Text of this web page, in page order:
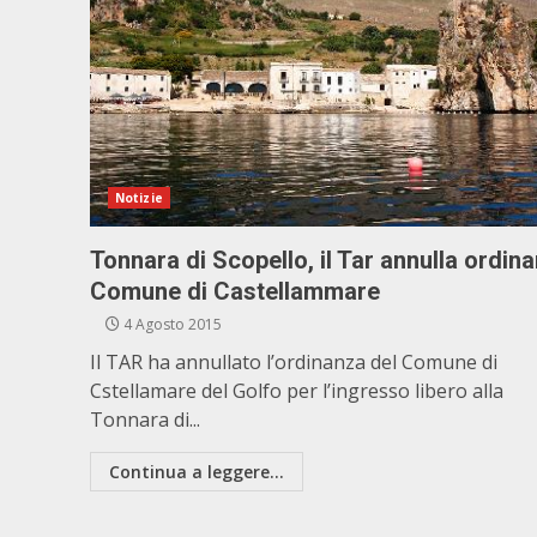
Notizie
Tonnara di Scopello, il Tar annulla
Comune di Castellammare
4 Agosto 2015
Il TAR ha annullato l’ordinanza del Comune di
Cstellamare del Golfo per l’ingresso libero alla
Tonnara di...
Continua a leggere...